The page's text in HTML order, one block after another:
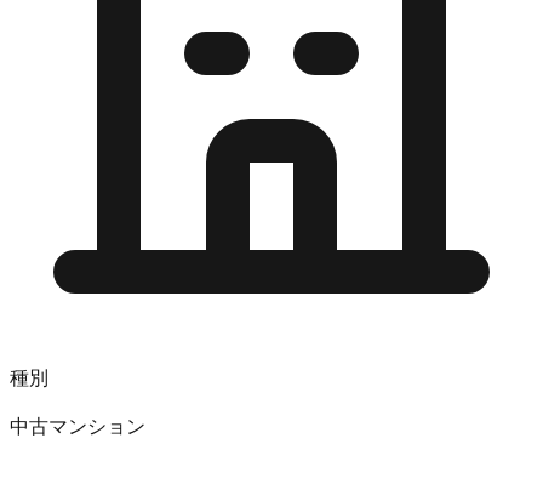
種別
中古マンション